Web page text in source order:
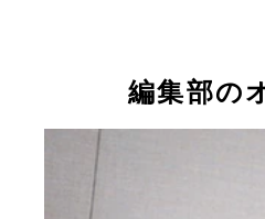
編集部の